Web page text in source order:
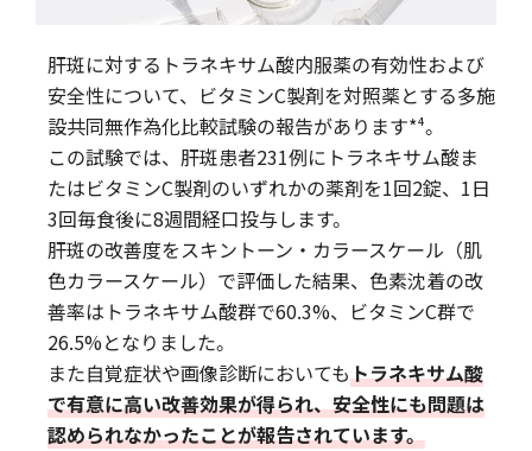
肝斑に対するトラネキサム酸内服薬の有効性および
安全性について、ビタミンC製剤を対照薬とする多施
設共同無作為化比較試験の報告があります*⁴。
この試験では、肝斑患者231例にトラネキサム酸ま
たはビタミンC製剤のいずれかの薬剤を1回2錠、1日
3回毎食後に8週間経口投与します。
肝斑の改善度をスキントーン・カラースケール（肌
色カラースケール）で評価した結果、色素沈着の改
善率はトラネキサム酸群で60.3%、ビタミンC群で
26.5%となりました。
また自覚症状や画像診断においてもトラネキサム酸
で有意に高い改善効果が得られ、安全性にも問題は
認められなかったことが報告されています。